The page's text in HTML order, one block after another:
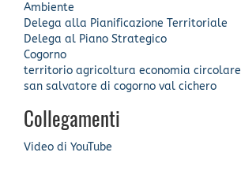
Ambiente
Delega alla Pianificazione Territoriale
Delega al Piano Strategico
Cogorno
territorio agricoltura economia circolare
san salvatore di cogorno val cichero
Collegamenti
Video di YouTube